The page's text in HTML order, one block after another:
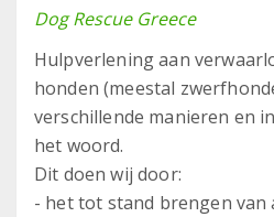
Dog Rescue Greece
Hulpverlening aan
honden (meestal
verschillende manieren en
het woord.
Dit doen wij door:
- het tot stand brengen van